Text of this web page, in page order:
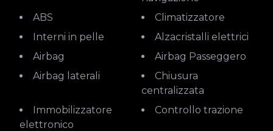
ABS
Climatizzatore
Interni in pelle
Alzacristalli elettrici
Airbag
Airbag Passeggero
Airbag laterali
Chiusura
centralizzata
Immobilizzatore
elettronico
Controllo trazione